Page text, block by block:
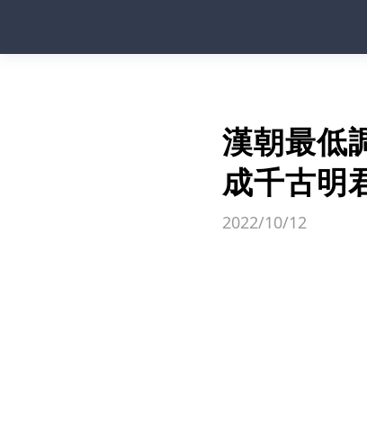
漢朝最低
成千古明
2022/10/12